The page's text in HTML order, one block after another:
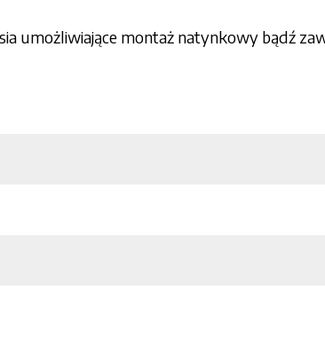
umożliwiające montaż natynkowy bądź